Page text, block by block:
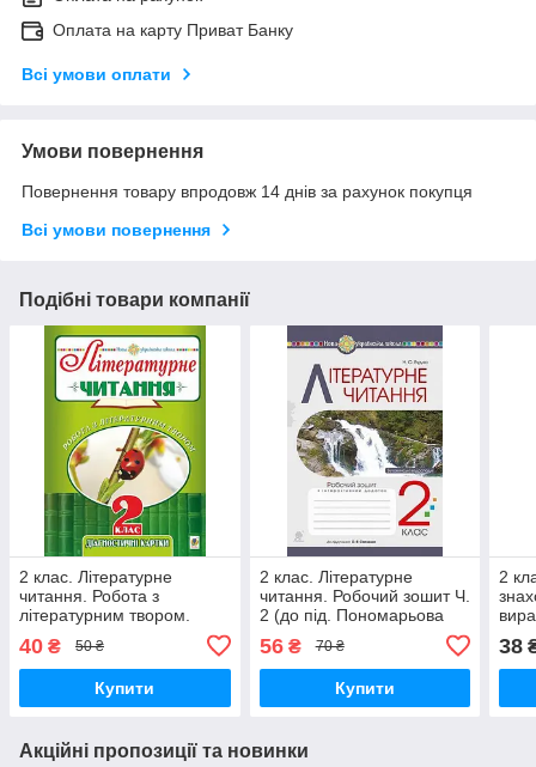
Оплата на карту Приват Банку
Всі умови оплати
Умови повернення
Повернення товару впродовж 14 днів за рахунок покупця
Всі умови повернення
Подібні товари компанії
2 клас. Літературне
читання. Робота з
літературним твором.
Діагностичні картки. Будна
Н. О. Богдан
40 ₴ 50 ₴
Купити
2 клас. Літературне
читання. Робочий зошит Ч.
2 (до під. Пономарьова
К.І., Савченко О.Я.) Будна
Н. О. Богдан
56₴ 70 ₴
Купити
2
38
Акційні пропозиції та новинки